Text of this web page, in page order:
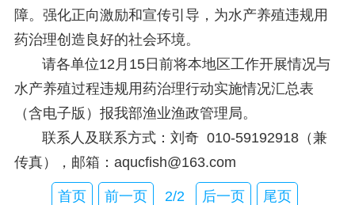
障。强化正向激励和宣传引导，为水产养殖违规用
药治理创造良好的社会环境。
请各单位12月15日前将本地区工作开展情况与
水产养殖过程违规用药治理行动实施情况汇总表
（含电子版）报我部渔业渔政管理局。
联系人及联系方式：刘奇 010-59192918（兼
传真），邮箱：aqucfish@163.com
首页 前一页 2/2 后一页 尾页